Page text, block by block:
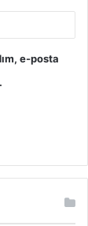
e-posta